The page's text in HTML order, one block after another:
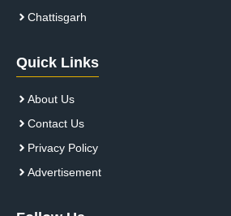
Chattisgarh
Quick Links
About Us
Contact Us
Privacy Policy
Advertisement